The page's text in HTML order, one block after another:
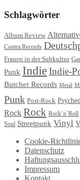
Schlagwörter
Album Review
Contra Records
Frauen in der Subkultur
Punk IndieIndie-
Butcher Records Metal
Punk Post-Rock
Rock Rock Rock´n´Roll
Soul Streetpunk Vinyl
Cookie-
Datenschutz
Impressum
Kontakt